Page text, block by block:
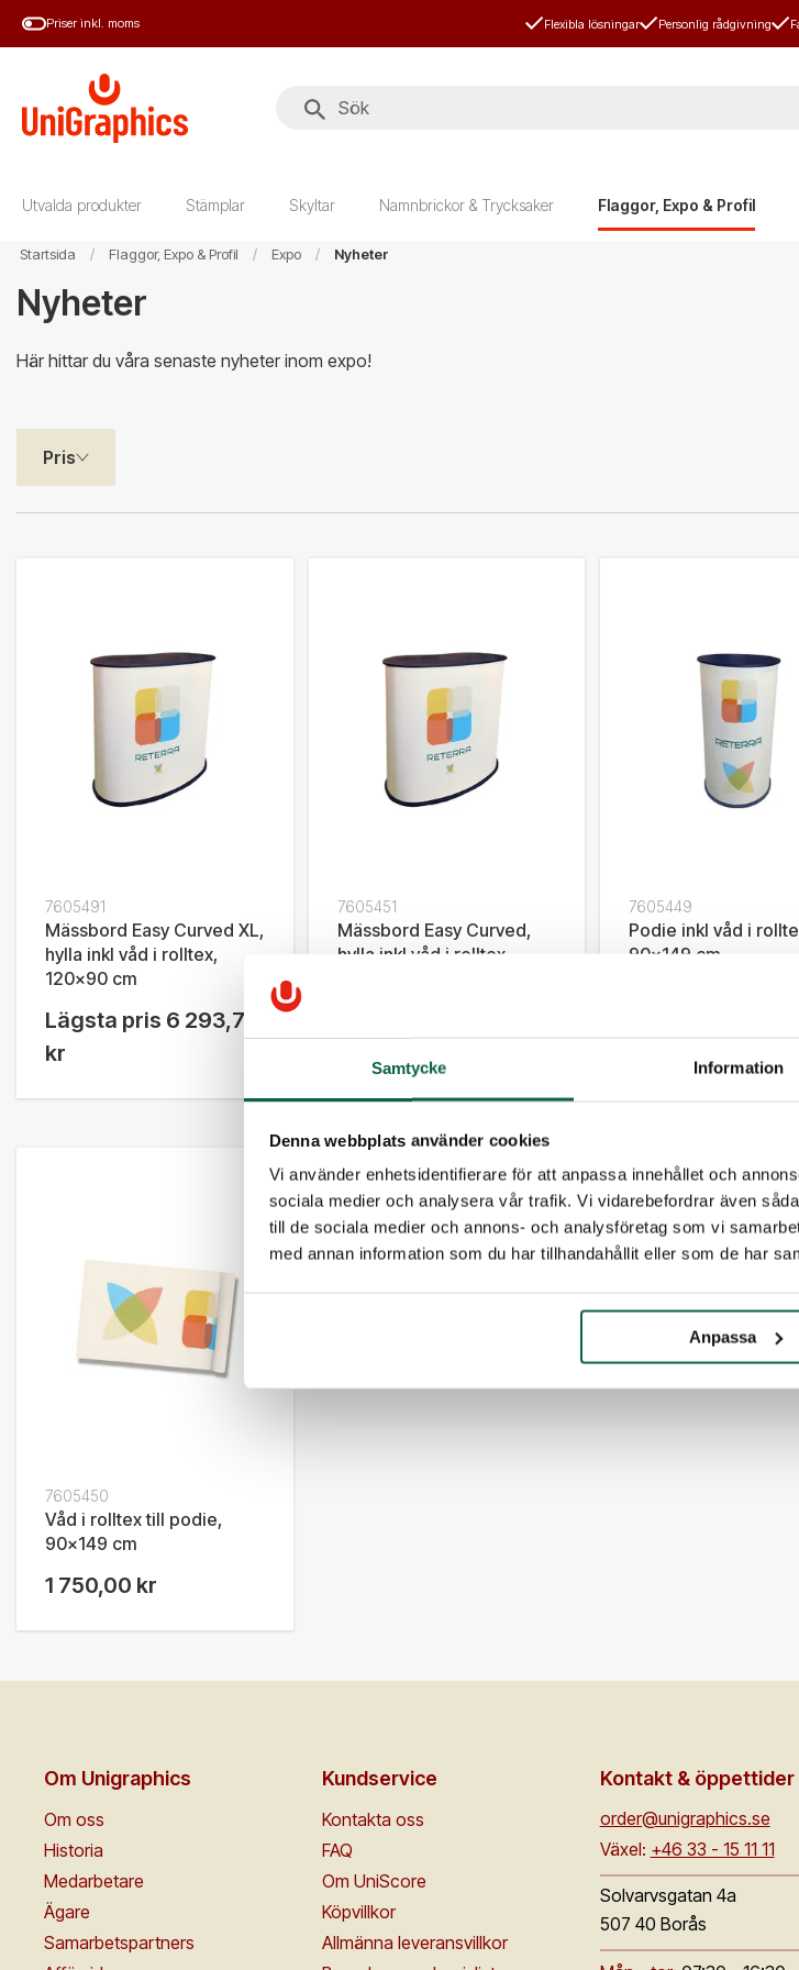
Samtycke Information
Denna webbplats använder cookies
Vi använder enhetsidentifierare för att anpassa innehållet och
sociala medier och analysera vår trafik. Vi vidarebefordrar även
till de sociala medier och annons- och analysföretag som vi
med annan information som du har tillhandahållit eller som de har
Anpassa
HoppaPriser inkl. moms Flexibla lösningar Personlig rådgivning
Utvalda produkter Stämplar Skyltar Namnbrickor & Trycksaker Flaggor, Expo & Profil
Startsida Flaggor, Expo & Profil Expo Nyheter
Nyheter
Här hittar du våra senaste nyheter inom expo!
Pris
7605491
Mässbord Easy Curved XL,
hylla inkl våd i rolltex,
120x90 cm
Lägsta pris 6 293,75
kr
7605451
Mässbord Easy Curved,
hylla inkl våd i rolltex,
7605449
Podie inkl våd i
90x149 cm
7605450
Våd i rolltex till podie,
90x149 cm
1 750,00 kr
Om Unigraphics
Om oss
Historia
Medarbetare
Ägare
Samarbetspartners
Kundservice
Kontakta oss
FAQ
Om UniScore
Köpvillkor
Allmänna leveransvillkor
Kontakt & öppettider
order@unigraphics.se
Växel: +46 33 - 15 11 11
Solvarvsgatan 4a
507 40 Borås